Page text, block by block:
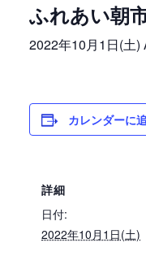
ふれあい朝
2022年10月1日(土)
カレンダーに
詳細
日付:
2022年10月1日(土)